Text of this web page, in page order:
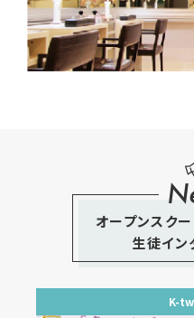
オープンスクー
生徒イン
K-